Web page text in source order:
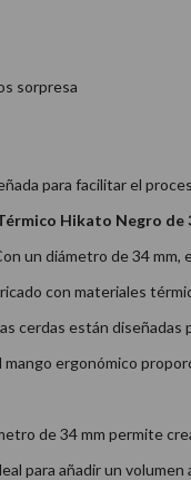
sorpresa
para facilitar el
Hikato Negro de
un diámetro de 34 mm,
con materiales
cerdas están diseñadas
mango ergonómico
de 34 mm permite
para añadir un